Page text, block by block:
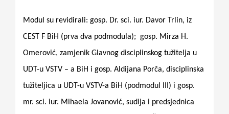
Modul su revidirali: gosp. Dr. sci. iur. Davor Trlin, iz
CEST F BiH (prva dva podmodula); gosp. Mirza H.
Omerović, zamjenik Glavnog disciplinskog tužitelja u
UDT-u VSTV – a BiH i gosp. Aldijana Porča, disciplinska
tužiteljica u UDT-u VSTV-a BiH (podmodul III) i gosp.
mr. sci. iur. Mihaela Jovanović, sudija i predsjednica